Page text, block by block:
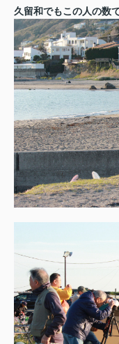
久留和でもこの人の数